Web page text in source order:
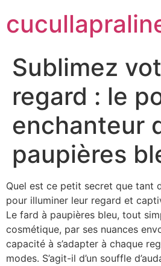
Sublimez
regard : le
enchanteur
paupières
Quel est ce petit secret que tant
pour illuminer leur regard et
Le fard à paupières bleu, tout
cosmétique, par ses nuances
capacité à s’adapter à chaque
modes. S’agit-il d’un souffle